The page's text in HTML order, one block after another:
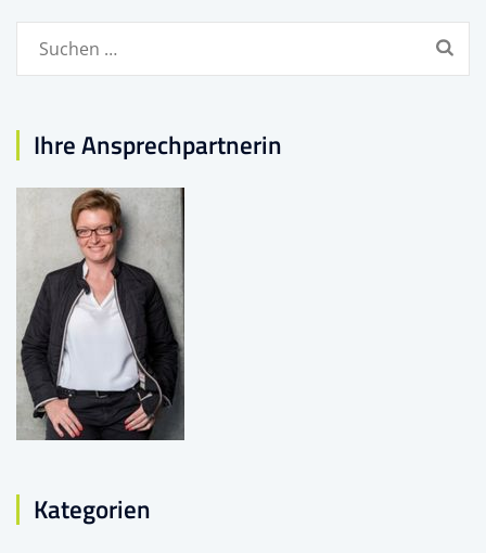
Ihre Ansprechpartnerin
Kategorien